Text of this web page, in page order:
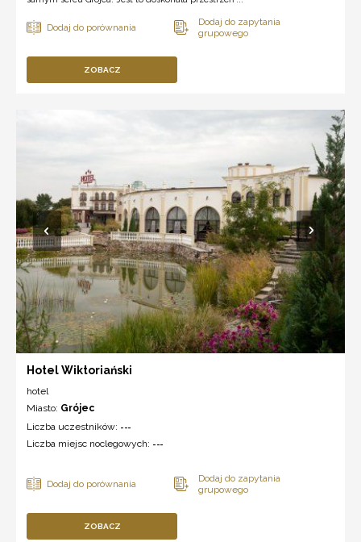
ZOBACZ
Hotel Wiktoriański
hotel
Miasto: Grójec
Liczba uczestników: ---
Liczba miejsc noclegowych: ---
ZOBACZ